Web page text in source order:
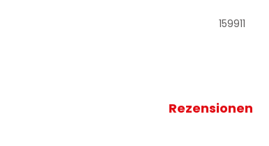
159911
Rezensionen